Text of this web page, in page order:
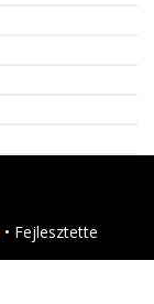
• Fejlesztette